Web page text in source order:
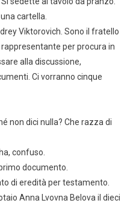
cartella.
Viktorovich. Sono il fratello
per procura in
alla discussione,
Ci vorranno cinque
non dici nulla? Che razza di
confuso.
documento.
di eredità per testamento.
Anna Lvovna Belova il dieci